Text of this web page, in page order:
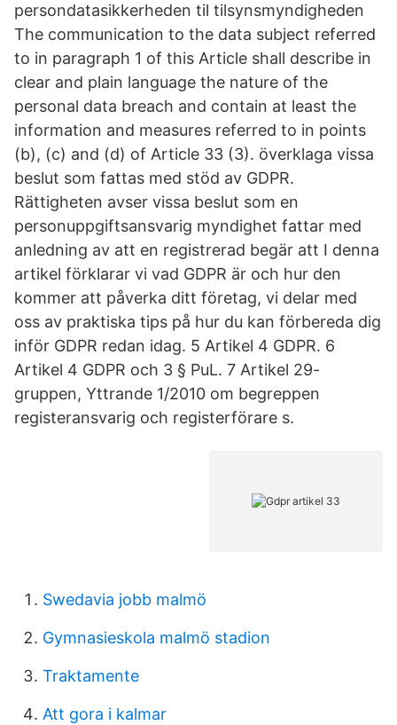
persondatasikkerheden til tilsynsmyndigheden
The communication to the data subject referred
to in paragraph 1 of this Article shall describe in
clear and plain language the nature of the
personal data breach and contain at least the
information and measures referred to in points
(b), (c) and (d) of Article 33 (3). överklaga vissa
beslut som fattas med stöd av GDPR.
Rättigheten avser vissa beslut som en
personuppgiftsansvarig myndighet fattar med
anledning av att en registrerad begär att I denna
artikel förklarar vi vad GDPR är och hur den
kommer att påverka ditt företag, vi delar med
oss av praktiska tips på hur du kan förbereda dig
inför GDPR redan idag. 5 Artikel 4 GDPR. 6
Artikel 4 GDPR och 3 § PuL. 7 Artikel 29-
gruppen, Yttrande 1/2010 om begreppen
registeransvarig och registerförare s.
Swedavia jobb malmö
Gymnasieskola malmö stadion
Traktamente
Att gora i kalmar